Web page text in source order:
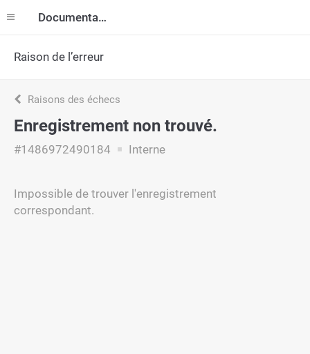
Documentation
Raison de l’erreur
Raisons des échecs
Enregistrement non trouvé.
#1486972490184 Interne
Impossible de trouver l'enregistrement
correspondant.